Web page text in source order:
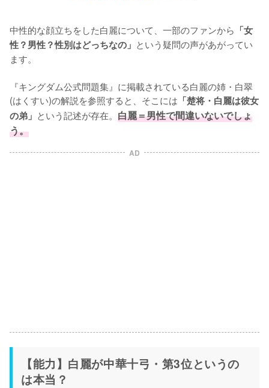
中性的な顔立ちをした白麗について、一部のファンから 「女
性？男性？性別はどっちなの」 という疑問の声があがってい
ます。
『キングダム公式問題集』に掲載されている白麗の姉・白翠
(はくすい)の解説を参照すると、そこには 「楚将・白麗は彼女
の弟」 という記述が存在。 白麗＝男性で間違いないでしょ
う。
AD
【能力】白麗が中華十弓・第3位というの
は本当？